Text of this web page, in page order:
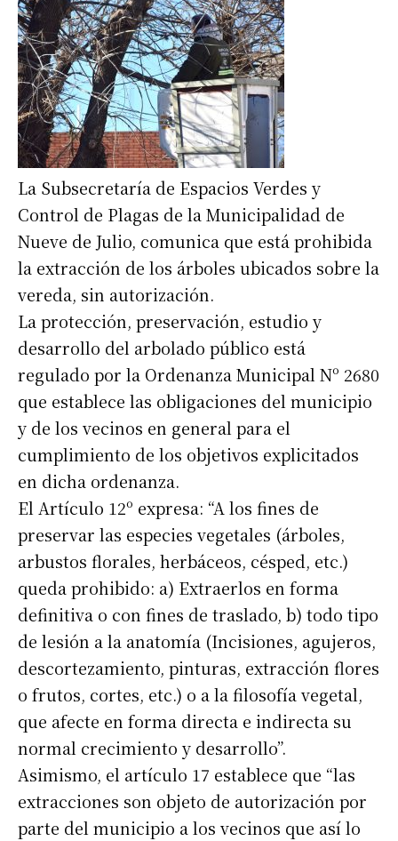
La Subsecretaría de Espacios Verdes y
Control de Plagas de la Municipalidad de
Nueve de Julio, comunica que está prohibida
la extracción de los árboles ubicados sobre la
vereda, sin autorización.
La protección, preservación, estudio y
desarrollo del arbolado público está
regulado por la Ordenanza Municipal Nº 2680
que establece las obligaciones del municipio
y de los vecinos en general para el
cumplimiento de los objetivos explicitados
en dicha ordenanza.
El Artículo 12º expresa: “A los fines de
preservar las especies vegetales (árboles,
arbustos florales, herbáceos, césped, etc.)
queda prohibido: a) Extraerlos en forma
definitiva o con fines de traslado, b) todo tipo
de lesión a la anatomía (Incisiones, agujeros,
descortezamiento, pinturas, extracción flores
o frutos, cortes, etc.) o a la filosofía vegetal,
que afecte en forma directa e indirecta su
normal crecimiento y desarrollo”.
Asimismo, el artículo 17 establece que “las
extracciones son objeto de autorización por
parte del municipio a los vecinos que así lo